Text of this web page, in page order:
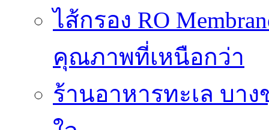
ไส้กรอง RO
คุณภาพที่เหนือกว่า
ร้านอาหารทะเล บา